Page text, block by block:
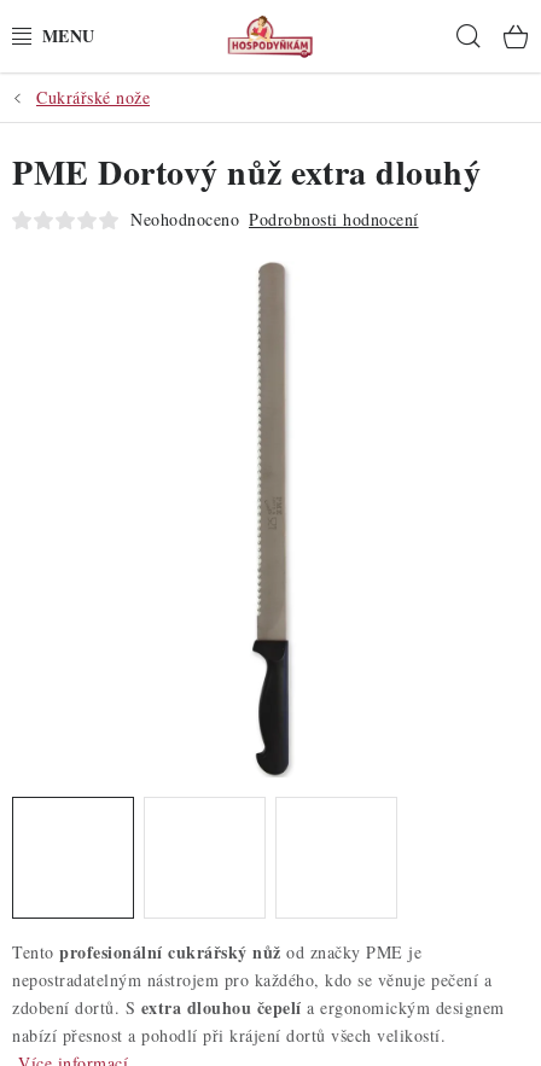
na
POTŘEBY
POMŮCKY
SUROVINY
NOVÉ ZBOŽÍ
Nepřevzetí zásilky na dobírku
Obchodní podmínky
Hodnocení obchodu
Blog
Moje objednávka
Podmínky ochrany osobních údajů
Cukrářské nože
Tento profesionální cukrářský nůž od značky PME je
nepostradatelným nástrojem pro každého, kdo se věnuje pečení a
zdobení dortů. S extra dlouhou čepelí a ergonomickým designem
nabízí přesnost a pohodlí při krájení dortů všech velikostí.
PME Dortový nůž extra dlouhý
Neohodnoceno Podrobnosti hodnocení